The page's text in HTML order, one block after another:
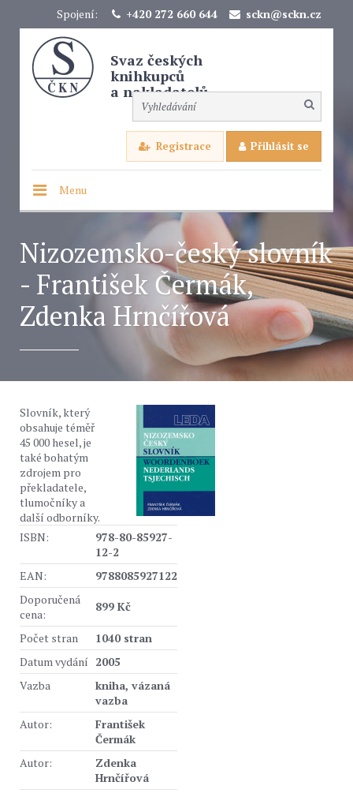
Spojení: +420 272 660 644 sckn@sckn.cz
Svaz českých
knihkupců
a nakladatelů
Registrace Přihlásit se
Menu
Nizozemsko-český slovník
- František Čermák,
Zdenka Hrnčířová
Slovník, který
obsahuje téměř
45 000 hesel, je
také bohatým
zdrojem pro
překladatele,
tlumočníky a
další odborníky.
ISBN:
978-80-85927-
12-2
EAN:
9788085927122
Doporučená
cena:
899 Kč
Počet stran
1040 stran
Datum vydání 2005
Vazba
kniha, vázaná
vazba
Autor:
František
Čermák
Autor:
Zdenka
Hrnčířová